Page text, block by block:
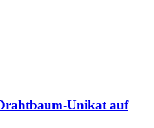
Unikat auf